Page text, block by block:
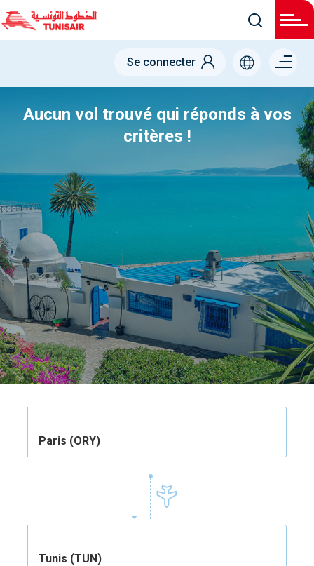
Se connecter
Menu
Aucun vol trouvé qui réponds à vos
critères !
Paris (ORY)
Tunis (TUN)